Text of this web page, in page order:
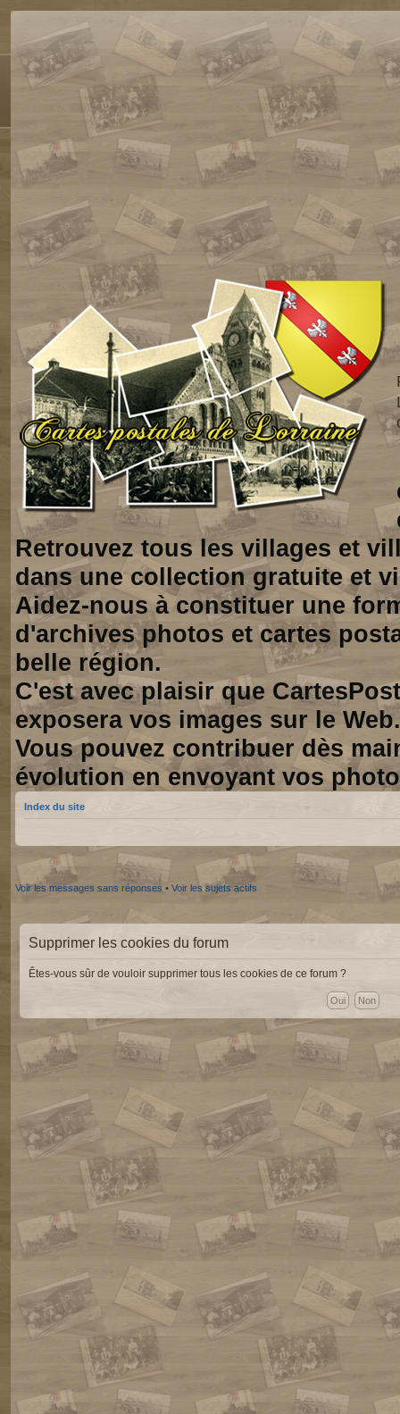
Retrouvez tous les villages et
dans une collection gratuite et
Aidez-nous à constituer une
d'archives photos et cartes
belle région.
C'est avec plaisir que
exposera vos images sur le Web.
Vous pouvez contribuer dès
évolution en envoyant vos
Index du site
Voir les messages sans réponses • Voir les sujets actifs
Supprimer les cookies du forum
Êtes-vous sûr de vouloir supprimer tous les cookies de ce forum ?